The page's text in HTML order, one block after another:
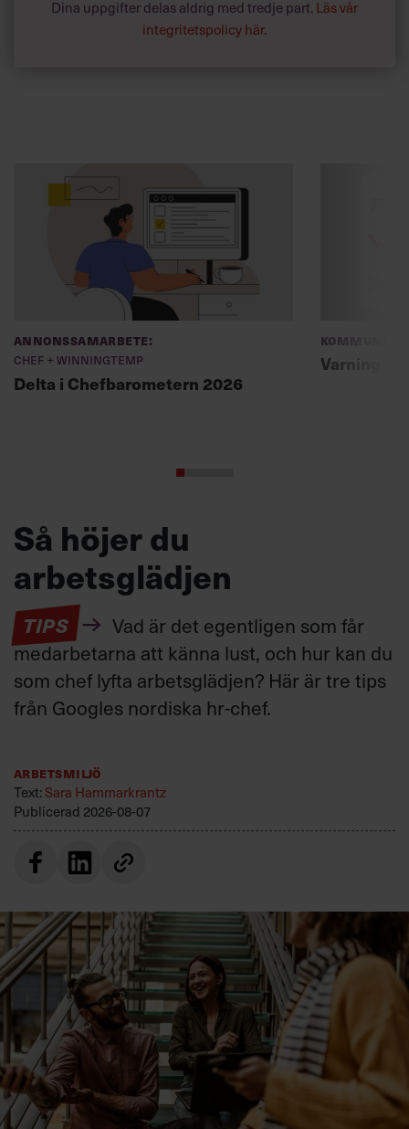
Dina uppgifter delas aldrig med tredje part. Läs vår
integritetspolicy här.
Annonssamarbete:
Chef + Winningtemp
Delta i Chefbarometern 2026
Varning
Så höjer du
arbetsglädjen
TIPS
Vad är det egentligen som får
medarbetarna att känna lust, och hur kan du
som chef lyfta arbetsglädjen? Här är tre tips
från Googles nordiska hr-chef.
Arbetsmiljö
Text:Sara Hammarkrantz
Publicerad 2026-08-07